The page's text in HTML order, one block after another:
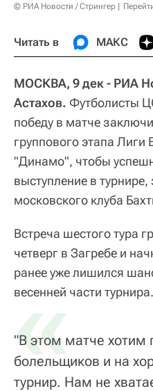
© РИА Новости / Стрингер
Читать в МАКС
МОСКВА, 9 дек - РИА
Астахов. Футболисты
победу в матче
группового этапа Лиги
"Динамо", чтобы
выступление в
московского клуба
Встреча шестого тура
четверг в Загребе и
ранее уже лишился
весенней части турнира.
«
"В этом матче хотим
болельщиков и на
турнир. Нам не